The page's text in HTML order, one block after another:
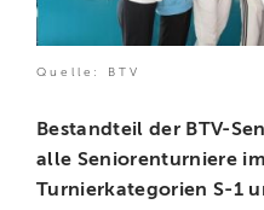
Quelle: BTV
Bestandteil der BTV-
alle Seniorenturniere
Turnierkategorien S-1